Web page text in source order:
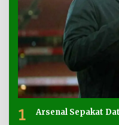
1 Arsenal Sepakat